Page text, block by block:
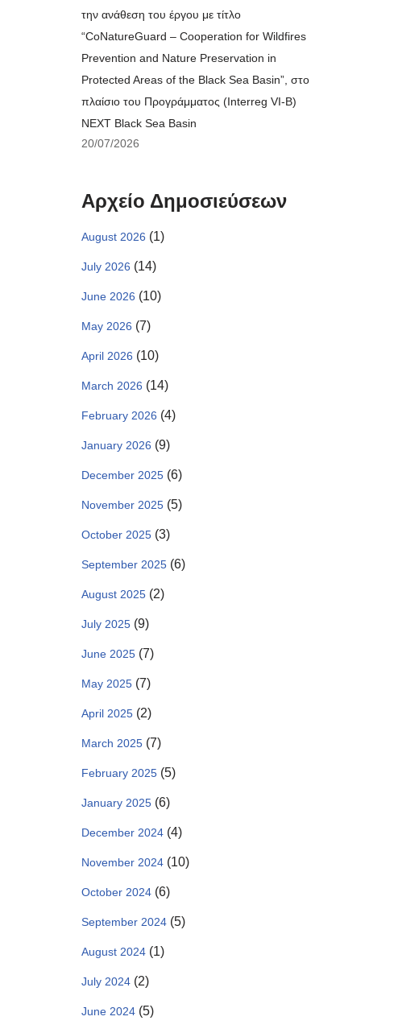
την ανάθεση του έργου με τίτλο
“CoNatureGuard – Cooperation for Wildfires
Prevention and Nature Preservation in
Protected Areas of the Black Sea Basin”, στο
πλαίσιο του Προγράμματος (Interreg VI-B)
NEXT Black Sea Basin
20/07/2026
Αρχείο Δημοσιεύσεων
August 2026 (1)
July 2026 (14)
June 2026 (10)
May 2026 (7)
April 2026 (10)
March 2026 (14)
February 2026 (4)
January 2026 (9)
December 2025 (6)
November 2025 (5)
October 2025 (3)
September 2025 (6)
August 2025 (2)
July 2025 (9)
June 2025 (7)
May 2025 (7)
April 2025 (2)
March 2025 (7)
February 2025 (5)
January 2025 (6)
December 2024 (4)
November 2024 (10)
October 2024 (6)
September 2024 (5)
August 2024 (1)
July 2024 (2)
June 2024 (5)